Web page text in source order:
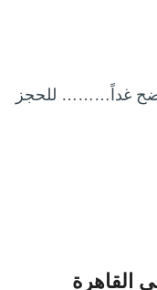
غداً……… للحجز
القاهرة